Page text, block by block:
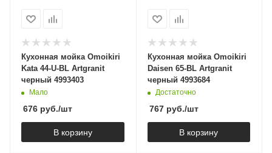
Кухонная мойка Omoikiri
Kata 44-U-BL Artgranit
черный 4993403
Мало
676 руб./шт
В корзину
Кухонная мойка Omoikiri
Daisen 65-BL Artgranit
черный 4993684
Достаточно
767руб./шт
В корзину